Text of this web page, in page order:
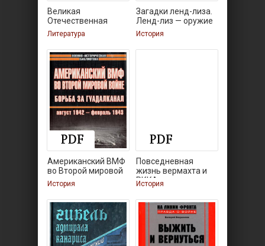
Великая
Отечественная
альтернатива.
Литература
Загадки ленд-лиза.
Ленд-лиз — оружие
История
Американский ВМФ
во Второй мировой
История
Повседневная
жизнь вермахта и
РККА
История